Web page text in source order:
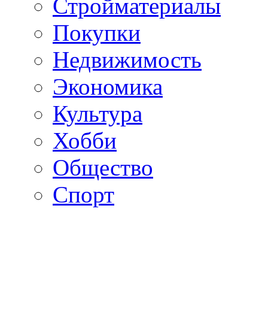
Стройматериалы
Покупки
Недвижимость
Экономика
Культура
Хобби
Общество
Спорт